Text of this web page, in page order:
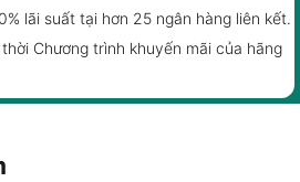
lãi suất tại hơn 25 ngân hàng liên kết.
Chương trình khuyến mãi của hãng